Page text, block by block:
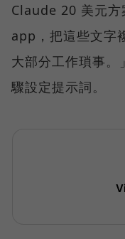
Claude 20 美元
app，把這些文字
大部分工作瑣事。
驟設定提示詞。